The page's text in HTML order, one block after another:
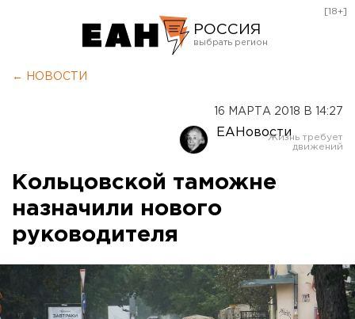
РОССИЯ
Оренбург
[18+]
← НОВОСТИ
16 МАРТА 2018 В 14:27
ЕАНовости
Кольцовской таможне
назначили нового
руководителя